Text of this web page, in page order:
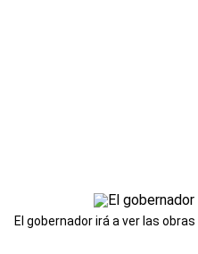
El gobernador irá a ver las obras